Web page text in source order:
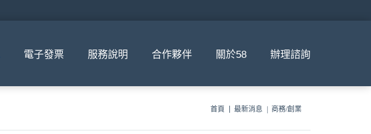
電子發票 服務說明 合作夥伴 關於58 辦理諮詢
首頁 最新消息 商務/創業